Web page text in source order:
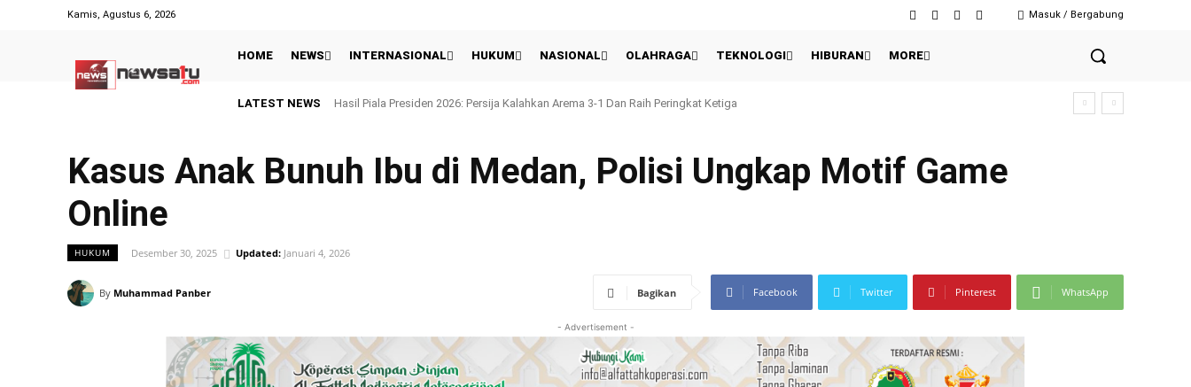
Kamis, Agustus 6, 2026 Masuk / Bergabung
HOME NEWS INTERNASIONAL HUKUM NASIONAL OLAHRAGA TEKNOLOGI HIBURAN MORE
LATEST NEWSHasil Piala Presiden 2026: Persija Kalahkan Arema 3-1 Dan Raih Peringkat Ketiga
Polisi, TNI, Damkar dan Warga Bersatu Padamkan Kebakaran Empat Rumah di Desa Bubusan
Kasus Anak Bunuh Ibu di Medan, Polisi Ungkap Motif Game
Online
HUKUM Desember 30, 2025 Updated: Januari 4, 2026
By Muhammad Panber Bagikan Facebook Twitter Pinterest WhatsApp
- Advertisement -